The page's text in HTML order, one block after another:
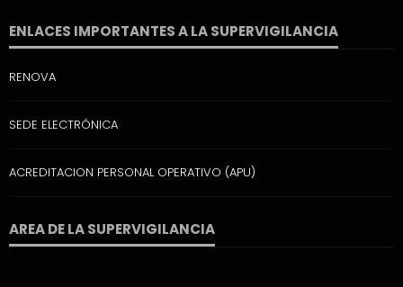
ENLACES IMPORTANTES A LA SUPERVIGILANCIA
RENOVA
SEDE ELECTRÓNICA
ACREDITACION PERSONAL OPERATIVO (APU)
AREA DE LA SUPERVIGILANCIA